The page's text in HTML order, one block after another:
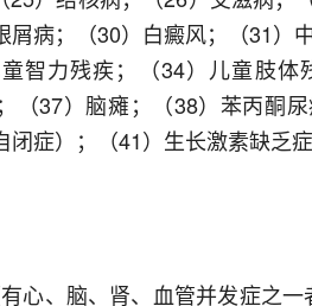
屑病；（30）白癜风；（31）
智力残疾；（34）儿童肢体
（37）脑瘫；（38）苯丙酮
闭症）；（41）生长激素缺乏
心、脑、肾、血管并发症之一